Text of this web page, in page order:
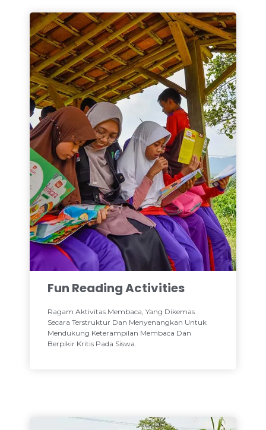
Fun Reading Activities
Ragam Aktivitas Membaca, Yang Dikemas
Secara Terstruktur Dan Menyenangkan Untuk
Mendukung Keterampilan Membaca Dan
Berpikir Kritis Pada Siswa.